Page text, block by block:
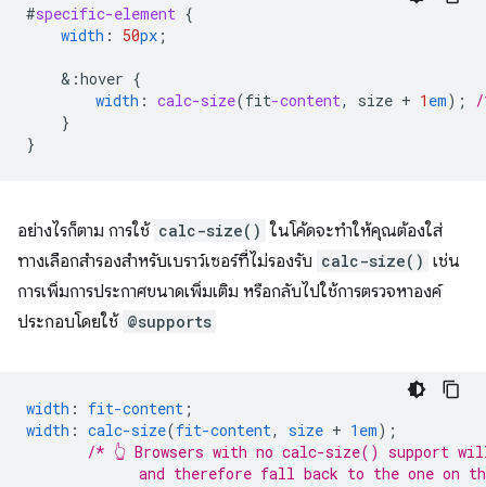
#specific-element {
width : 50px ;
& :hover {
width : calc-size(fit-content, size + 1 em);
}
}
อย่างไรก็ตาม การใช้ calc-size() ในโค้ดจะทำให้คุณต้องใส่
ทางเลือกสำรองสำหรับเบราว์เซอร์ที่ไม่รองรับ calc-size() เช่น
การเพิ่มการประกาศขนาดเพิ่มเติม หรือกลับไปใช้การตรวจหาองค์
ประกอบโดยใช้ @supports
width : fit-content ;
width : calc-size(fit-content, size + 1em);
/* 👆 Browsers with no calc-size() support
and therefore fall back to the one on